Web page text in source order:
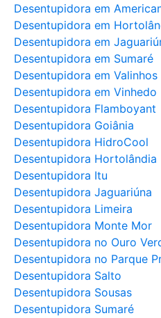
Desentupidora em
Desentupidora em
Desentupidora em
Desentupidora em Sumaré
Desentupidora em Valinhos
Desentupidora em Vinhedo
Desentupidora Flamboyant
Desentupidora Goiânia
Desentupidora HidroCool
Desentupidora Hortolândia
Desentupidora Itu
Desentupidora Jaguariúna
Desentupidora Limeira
Desentupidora Monte Mor
Desentupidora no Ouro
Desentupidora no Parque
Desentupidora Salto
Desentupidora Sousas
Desentupidora Sumaré